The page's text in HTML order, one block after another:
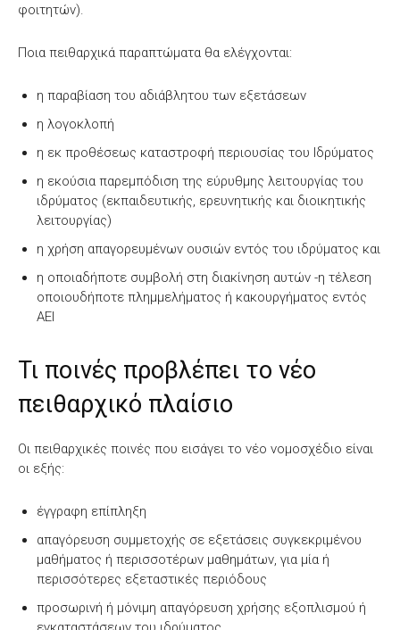
φοιτητών).
Ποια πειθαρχικά παραπτώματα θα ελέγχονται:
η παραβίαση του αδιάβλητου των εξετάσεων
η λογοκλοπή
η εκ προθέσεως καταστροφή περιουσίας του Ιδρύματος
η εκούσια παρεμπόδιση της εύρυθμης λειτουργίας του
ιδρύματος (εκπαιδευτικής, ερευνητικής και διοικητικής
λειτουργίας)
η χρήση απαγορευμένων ουσιών εντός του ιδρύματος και
η οποιαδήποτε συμβολή στη διακίνηση αυτών -η τέλεση
οποιουδήποτε πλημμελήματος ή κακουργήματος εντός
ΑΕΙ
Τι ποινές προβλέπει το νέο
πειθαρχικό πλαίσιο
Οι πειθαρχικές ποινές που εισάγει το νέο νομοσχέδιο είναι
οι εξής:
έγγραφη επίπληξη
απαγόρευση συμμετοχής σε εξετάσεις συγκεκριμένου
μαθήματος ή περισσοτέρων μαθημάτων, για μία ή
περισσότερες εξεταστικές περιόδους
προσωρινή ή μόνιμη απαγόρευση χρήσης εξοπλισμού ή